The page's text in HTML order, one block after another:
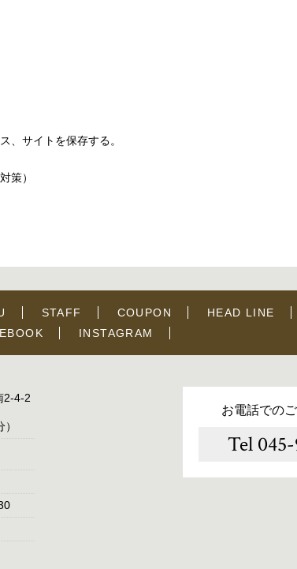
、サイトを保存する。
策）
STAFF COUPON
HEAD LINE
INSTAGRAM
2-4-2
お電話での
Tel